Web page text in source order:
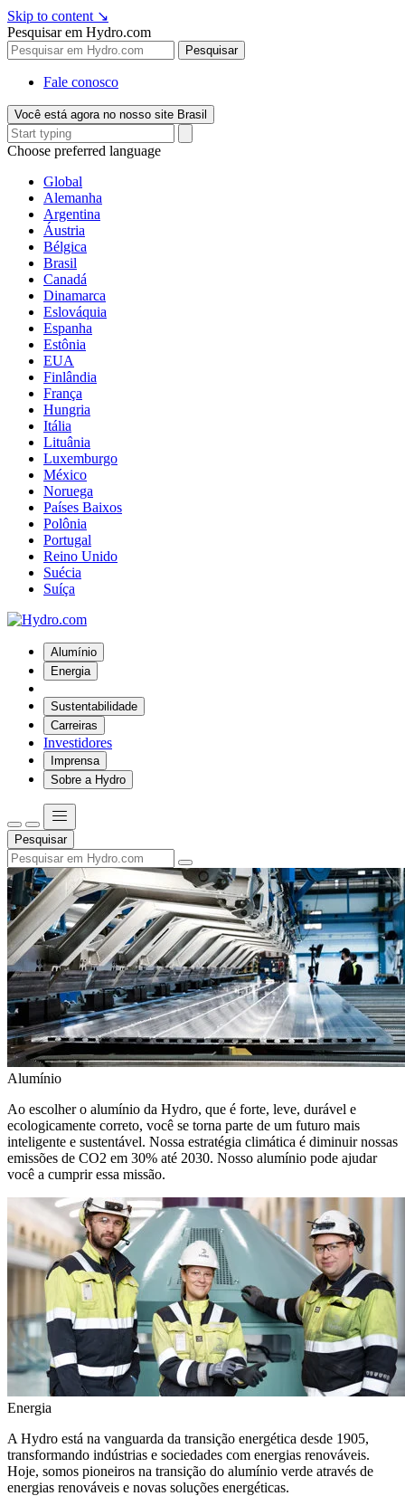
Skip to content ↘
Pesquisar em Hydro.com
Pesquisar
Fale conosco
Você está agora no nosso site Brasil
Choose preferred language
Global
Alemanha
Argentina
Áustria
Bélgica
Brasil
Canadá
Dinamarca
Eslováquia
Espanha
Estônia
EUA
Finlândia
França
Hungria
Itália
Lituânia
Luxemburgo
México
Noruega
Países Baixos
Polônia
Portugal
Reino Unido
Suécia
Suíça
Alumínio
Energia
Sustentabilidade
Carreiras
Investidores
Imprensa
Sobre a Hydro
Pesquisar
Alumínio
Ao escolher o alumínio da Hydro, que é forte, leve, durável e
ecologicamente correto, você se torna parte de um futuro mais
inteligente e sustentável. Nossa estratégia climática é diminuir nossas
emissões de CO2 em 30% até 2030. Nosso alumínio pode ajudar
você a cumprir essa missão.
Energia
A Hydro está na vanguarda da transição energética desde 1905,
transformando indústrias e sociedades com energias renováveis.
Hoje, somos pioneiros na transição do alumínio verde através de
energias renováveis e novas soluções energéticas.